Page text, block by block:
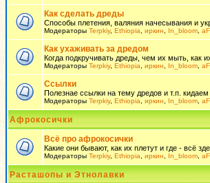
Как сделать дреды
Способы плетения, валяния начесывания и
Модераторы Terpkiy, Ethiopia иркин In_bloom
Как ухаживать за дредом
Когда подкручивать дреды, чем их мыть, как
Модераторы Terpkiy, Ethiopia иркин In_bloom
Ссылки
Полезнае ссылки на тему дредов и т.п. кидаем
Модераторы Terpkiy, Ethiopia иркин In_bloom
Афрокосички
Всё про афрокосички
Какие они бывают, как их плетут и где - всё
Модераторы Terpkiy, Ethiopia иркин In_bloom
Расташопы и Этнолавки